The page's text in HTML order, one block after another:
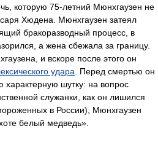
которую 75-летний Мюнхгаузен не
Хюдена. Мюнхгаузен затеял
бракоразводный процесс, в
а жена сбежала за границу.
и вскоре после этого он
удара . Перед смертью он
шутку: на вопрос
служанки, как он лишился
в России), Мюнхгаузен
белый медведь».